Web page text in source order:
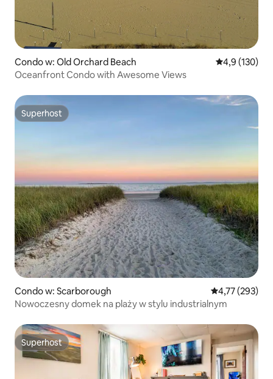
Condo w: Old Orchard Beach Średnia
4,9 (130)
Oceanfront Condo with Awesome Views
Superhost
Superhost
Condo w: Scarborough Średnia
4,77 (293)
Nowoczesny domek na plaży w stylu industrialnym
Superhost
Superhost